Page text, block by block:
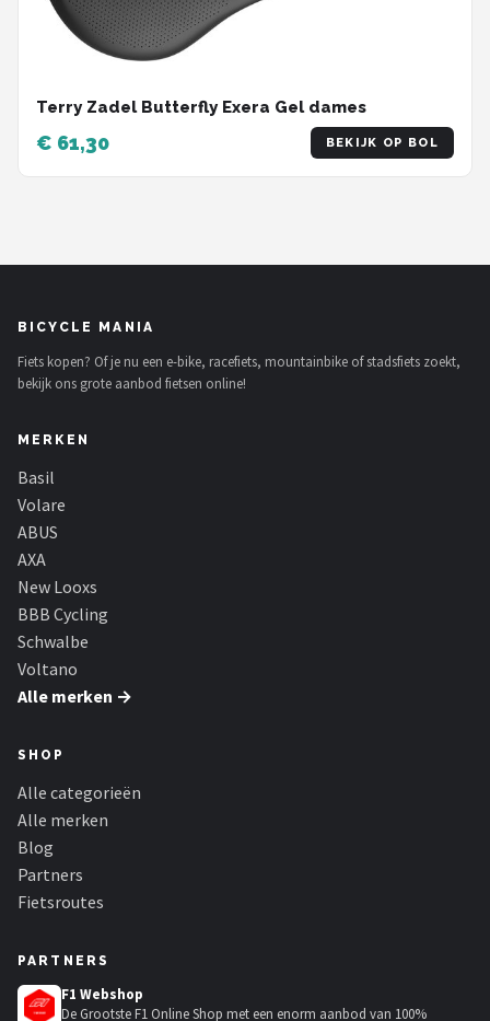
Terry Zadel Butterfly Exera Gel dames
€ 61,30 BEKIJK OP BOL
BICYCLE MANIA
Fiets kopen? Of je nu een e-bike, racefiets, mountainbike of stadsfiets zoekt,
bekijk ons grote aanbod fietsen online!
MERKEN
Basil
Volare
ABUS
AXA
New Looxs
BBB Cycling
Schwalbe
Voltano
Alle merken →
SHOP
Alle categorieën
Alle merken
Blog
Partners
Fietsroutes
PARTNERS
F1 Webshop
De Grootste F1 Online Shop met een enorm aanbod van 100%